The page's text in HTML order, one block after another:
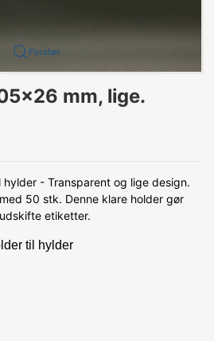
Forstør
mm, lige.
- Transparent og lige design.
50 stk. Denne klare holder gør
etiketter.
til hylder